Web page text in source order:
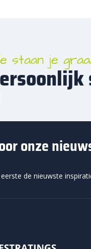
aan
Dit
je
Dat
Het
staan je
onze
de nieuwste